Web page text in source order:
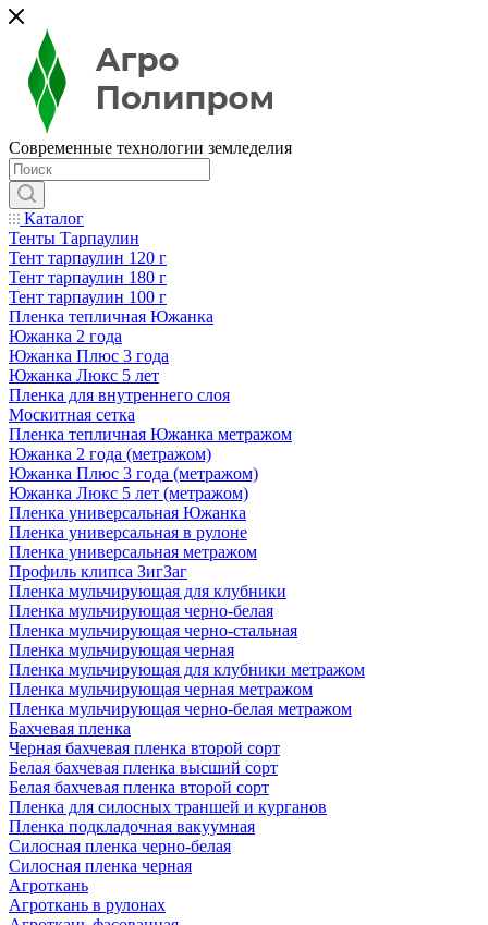
Современные технологии земледелия
Каталог
Тенты Тарпаулин
Тент тарпаулин 120 г
Тент тарпаулин 180 г
Тент тарпаулин 100 г
Пленка тепличная Южанка
Южанка 2 года
Южанка Плюс 3 года
Южанка Люкс 5 лет
Пленка для внутреннего слоя
Москитная сетка
Пленка тепличная Южанка метражом
Южанка 2 года (метражом)
Южанка Плюс 3 года (метражом)
Южанка Люкс 5 лет (метражом)
Пленка универсальная Южанка
Пленка универсальная в рулоне
Пленка универсальная метражом
Профиль клипса ЗигЗаг
Пленка мульчирующая для клубники
Пленка мульчирующая черно-белая
Пленка мульчирующая черно-стальная
Пленка мульчирующая черная
Пленка мульчирующая для клубники метражом
Пленка мульчирующая черная метражом
Пленка мульчирующая черно-белая метражом
Бахчевая пленка
Черная бахчевая пленка второй сорт
Белая бахчевая пленка высший сорт
Белая бахчевая пленка второй сорт
Пленка для силосных траншей и курганов
Пленка подкладочная вакуумная
Силосная пленка черно-белая
Силосная пленка черная
Агроткань
Агроткань в рулонах